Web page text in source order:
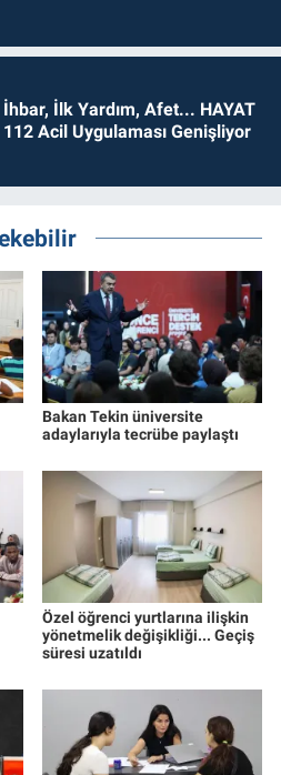
İhbar, İlk Yardım, Afet... HAYAT
112 Acil Uygulaması Genişliyor
Bakan Tekin üniversite
adaylarıyla tecrübe paylaştı
Özel öğrenci yurtlarına ilişkin
yönetmelik değişikliği... Geçiş
süresi uzatıldı